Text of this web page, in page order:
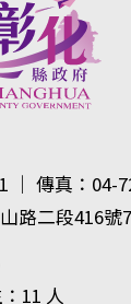
｜ 傳真：04-
路二段416號
11 人